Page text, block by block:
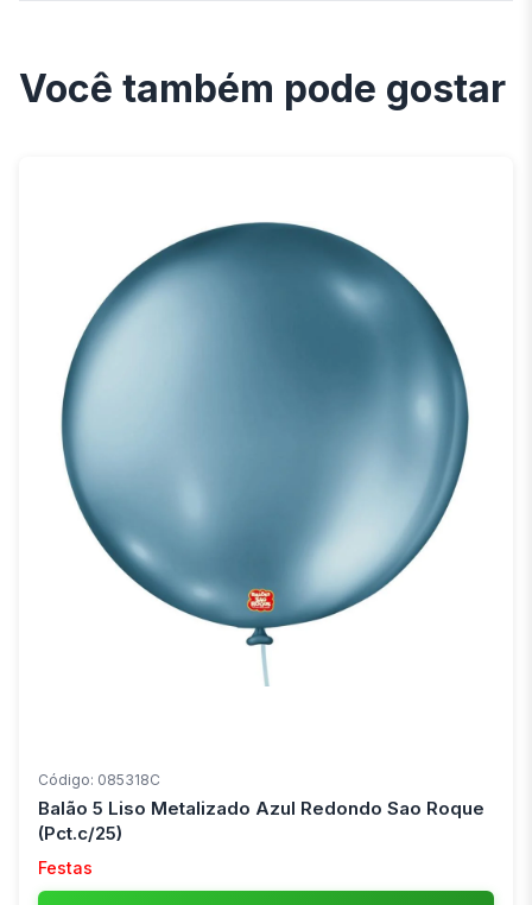
Você também pode gostar
Código: 085318C
Balão 5 Liso Metalizado Azul Redondo Sao Roque
(Pct.c/25)
Festas